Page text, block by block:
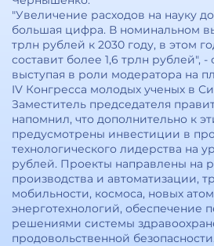
"Увеличение расходов на науку
большая цифра. В номинальном
трлн рублей к 2030 году, в этом
составит более 1,6 трлн рублей",
выступая в роли модератора на
IV Конгресса молодых ученых в
Заместитель председателя
напомнил, что дополнительно к
предусмотрены инвестиции в
технологического лидерства на
рублей. Проекты направлены на
производства и автоматизации,
мобильности, космоса, новых
энерготехнологий, обеспечение
решениями системы
продовольственной безопасности.